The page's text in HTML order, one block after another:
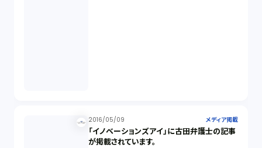
2016/05/09 メディア掲載
「イノベーションズアイ」に古田弁護士の記事
が掲載されています。